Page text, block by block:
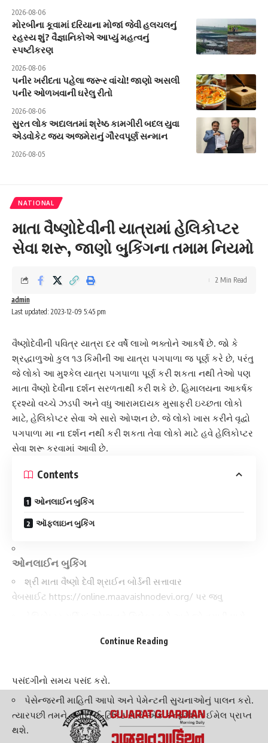
2026-08-06
મોરબીના કૂવામાં દરિયાના મોજાં જેવી હલચલનું
રહસ્ય શું? વૈજ્ઞાનિકોએ આપ્યું મહત્વનું
સ્પષ્ટીકરણ
2026-08-06
પનીર ખરીદતા પહેલા જરૂર વાંચો! જાણો અસલી
પનીર ઓળખવાની ઘરેલુ રીતો
2026-08-06
સુરત લોક અદાલતમાં શ્રેષ્ઠ કામગીરી બદલ યુવા
એડવોકેટ જય અજમેરાનું ગૌરવપૂર્ણ સન્માન
2026-08-05
NATIONAL
માતા વૈષ્ણોદેવીની યાત્રામાં હેલિકોપ્ટર
સેવા શરૂ, જાણો બુકિંગના તમામ નિયમો
Last updated: 2023-12-09 5:45 pm
admin
2 Min Read
વૈષ્ણોદેવીની પવિત્ર યાત્રા દર વર્ષે લાખો ભક્તોને આકર્ષે છે. જો કે
શ્રદ્ધાળુઓ કુલ ૧૩ કિમીની આ યાત્રા પગપાળા જ પૂર્ણ કરે છે, પરંતુ
જે લોકો આ મુશ્કેલ યાત્રા પગપાળા પૂર્ણ કરી શકતા નથી તેઓ પણ
માતા વૈષ્ણો દેવીના દર્શન સરળતાથી કરી શકે છે. હિમાલયના આકર્ષક
દ્રશ્યો વચ્ચે ઝડપી અને વધુ આરામદાયક મુસાફરી ઇચ્છતા લોકો
માટે, હેલિકોપ્ટર સેવા એ સારો ઓપ્શન છે. જે લોકો ખાસ કરીને વૃદ્વો
પગપાળા મા ના દર્શન નથી કરી શકતા તેવા લોકો માટે હવે હેલિકોપ્ટર
સેવા શરૂ કરવામાં આવી છે.
Contents
ઓનલાઈન બુકિંગ
ઑફલાઇન બુકિંગ
ઓનલાઈન બુકિંગ
શ્રી માતા વૈષ્ણો દેવી શ્રાઈન બોર્ડની સત્તાવાર
વેબસાઈટ https://online.maavaishnodevi.org/ પર જવુ
પ્રક્રિયા કરીને આગળ વધો.
પસંદગીનો સમય પસંદ કરો.
પેસેન્જરની માહિતી આપો અને પેમેન્ટની સુચનાઓનું પાલન કરો.
ત્યારપછી તમને તમારી ઈ-ટિકિટ સાથે એક કન્ફર્મેશન ઈમેલ પ્રાપ્ત
થશે.
Continue Reading